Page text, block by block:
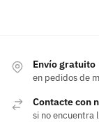
Envío gratuito
en pedidos de
Contacte con
si no encuentra